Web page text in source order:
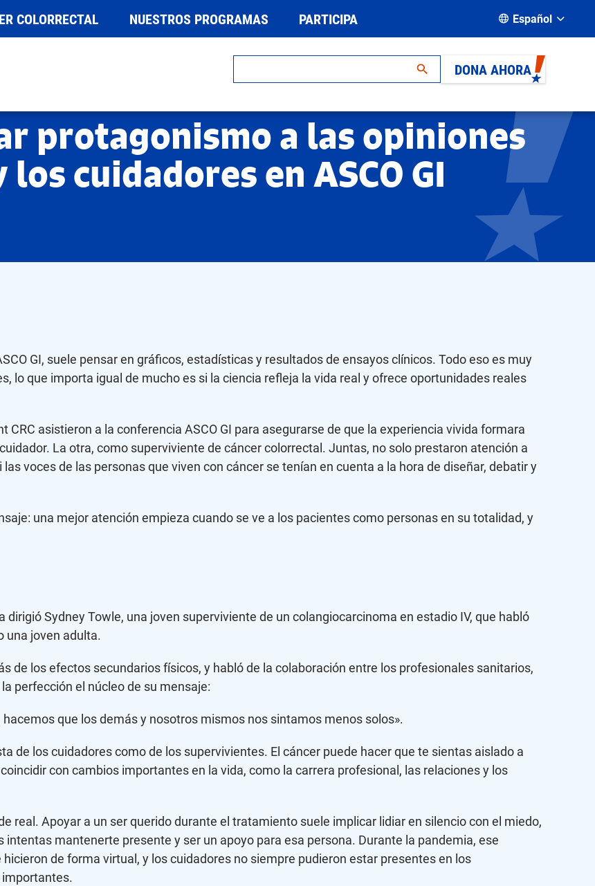
COLORRECTAL NUESTROS PROGRAMAS PARTICIPA Español
DONA AHORA
protagonismo a las opiniones
cuidadores en ASCO GI
GI, suele pensar en gráficos, estadísticas y resultados de ensayos clínicos. Todo eso es muy
lo que importa igual de mucho es si la ciencia refleja la vida real y ofrece oportunidades reales
CRC asistieron a la conferencia ASCO GI para asegurarse de que la experiencia vivida formara
La otra, como superviviente de cáncer colorrectal. Juntas, no solo prestaron atención a
voces de las personas que viven con cáncer se tenían en cuenta a la hora de diseñar, debatir y
una mejor atención empieza cuando se ve a los pacientes como personas en su totalidad, y
dirigió Sydney Towle, una joven superviviente de un colangiocarcinoma en estadio IV, que habló
una joven adulta.
de los efectos secundarios físicos, y habló de la colaboración entre los profesionales sanitarios,
perfección el núcleo de su mensaje:
que los demás y nosotros mismos nos sintamos menos solos».
de los cuidadores como de los supervivientes. El cáncer puede hacer que te sientas aislado a
con cambios importantes en la vida, como la carrera profesional, las relaciones y los
real. Apoyar a un ser querido durante el tratamiento suele implicar lidiar en silencio con el miedo,
mantenerte presente y ser un apoyo para esa persona. Durante la pandemia, ese
de forma virtual, y los cuidadores no siempre pudieron estar presentes en los